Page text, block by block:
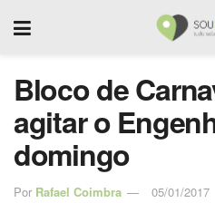
Bloco de
agitar o
domingo
Por Rafael Coimbra 05/01/2017